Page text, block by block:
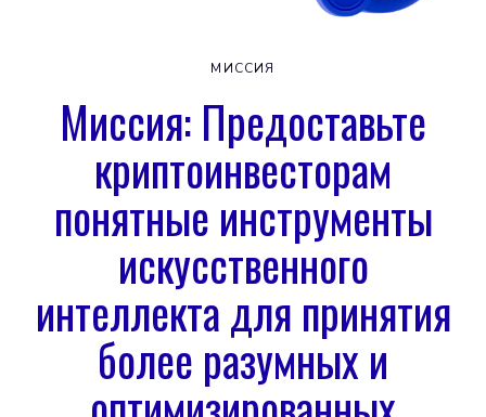
МИССИЯ
Миссия: Предоставьте
криптоинвесторам
понятные инструменты
искусственного
интеллекта для принятия
более разумных и